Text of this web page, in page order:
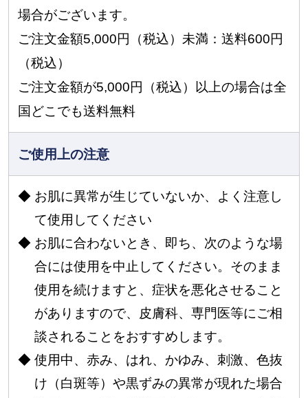
場合がございます。
ご注文金額5,000円（税込）未満：送料600円
（税込）
ご注文金額が5,000円（税込）以上の場合は全
国どこでも送料無料
ご使用上の注意
お肌に異常が生じていないか、よく注意し
て使用してください
お肌に合わないとき、即ち、次のような場
合には使用を中止してください。そのまま
使用を続けますと、症状を悪化させること
がありますので、皮膚科、専門医等にご相
談されることをおすすめします。
使用中、赤み、はれ、かゆみ、刺激、色抜
け（白斑等）や黒ずみの異常が現れた場合